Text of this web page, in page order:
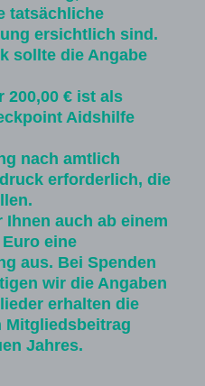
tatsächliche
ersichtlich sind.
sollte die Angabe
200,00 € ist als
Aidshilfe
nach amtlich
erforderlich, die
auch ab einem
eine
aus. Bei Spenden
wir die Angaben
erhalten die
Mitgliedsbeitrag
Jahres.